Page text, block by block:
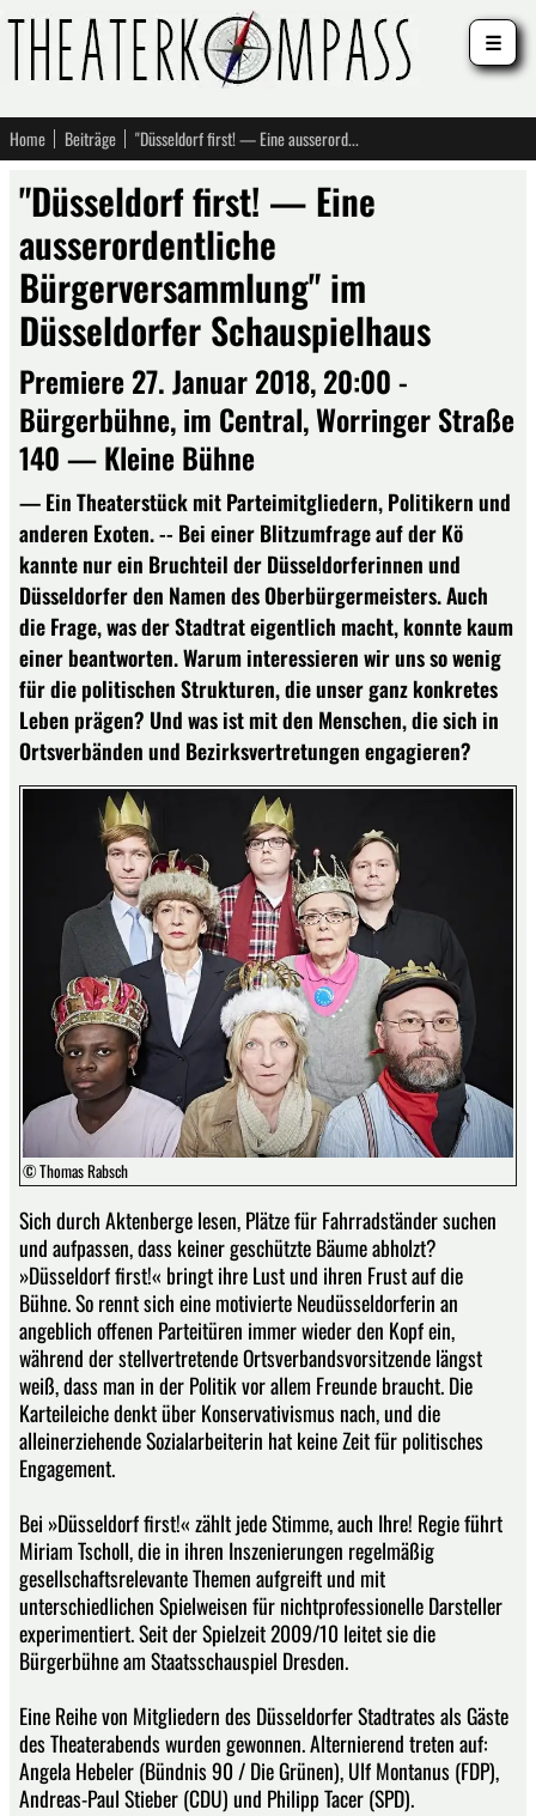
Home Beiträge "Düsseldorf first! — Eine ausserordentliche Bürgerversammlung" im Düsseldorfer Schauspielhaus
"Düsseldorf first! — Eine
ausserordentliche
Bürgerversammlung" im
Düsseldorfer Schauspielhaus
Premiere 27. Januar 2018, 20:00 -
Bürgerbühne, im Central, Worringer Straße
140 — Kleine Bühne
— Ein Theaterstück mit Parteimitgliedern, Politikern und
anderen Exoten. -- Bei einer Blitzumfrage auf der Kö
kannte nur ein Bruchteil der Düsseldorferinnen und
Düsseldorfer den Namen des Oberbürgermeisters. Auch
die Frage, was der Stadtrat eigentlich macht, konnte kaum
einer beantworten. Warum interessieren wir uns so wenig
für die politischen Strukturen, die unser ganz konkretes
Leben prägen? Und was ist mit den Menschen, die sich in
Ortsverbänden und Bezirksvertretungen engagieren?
© Thomas Rabsch
Sich durch Aktenberge lesen, Plätze für Fahrradständer suchen
und aufpassen, dass keiner geschützte Bäume abholzt?
»Düsseldorf first!« bringt ihre Lust und ihren Frust auf die
Bühne. So rennt sich eine motivierte Neudüsseldorferin an
angeblich offenen Parteitüren immer wieder den Kopf ein,
während der stellvertretende Ortsverbandsvorsitzende längst
weiß, dass man in der Politik vor allem Freunde braucht. Die
Karteileiche denkt über Konservativismus nach, und die
alleinerziehende Sozialarbeiterin hat keine Zeit für politisches
Engagement.
Bei »Düsseldorf first!« zählt jede Stimme, auch Ihre! Regie führt
Miriam Tscholl, die in ihren Inszenierungen regelmäßig
gesellschaftsrelevante Themen aufgreift und mit
unterschiedlichen Spielweisen für nichtprofessionelle Darsteller
experimentiert. Seit der Spielzeit 2009/10 leitet sie die
Bürgerbühne am Staatsschauspiel Dresden.
Eine Reihe von Mitgliedern des Düsseldorfer Stadtrates als Gäste
des Theaterabends wurden gewonnen. Alternierend treten auf:
Angela Hebeler (Bündnis 90 / Die Grünen), Ulf Montanus (FDP),
Andreas-Paul Stieber (CDU) und Philipp Tacer (SPD).
☰